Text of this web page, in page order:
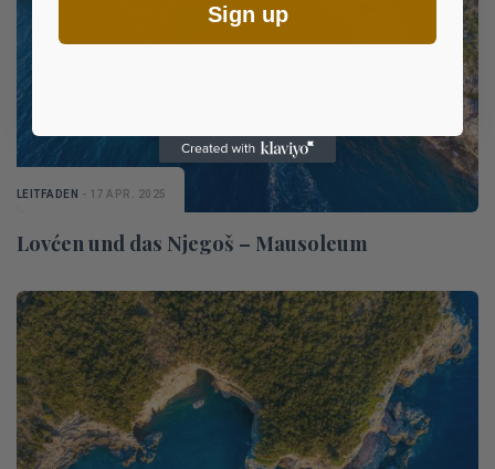
LEITFADEN - 17 APR. 2025
Lovćen und das Njegoš – Mausoleum
Sign up